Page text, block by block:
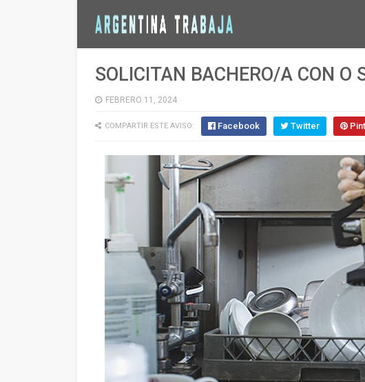
SOLICITAN BACHERO/A CON O
FEBRERO 11, 2024
COMPARTIR ESTE AVISO: Facebook Twitter